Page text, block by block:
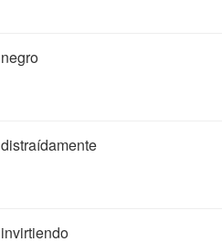
negro
distraídamente
invirtiendo